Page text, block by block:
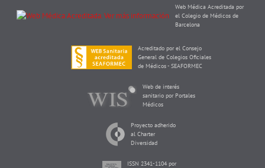
Web Médica Acreditada por
el Colegio de Médicos de
Barcelona
Acreditado por el Consejo
General de Colegios Oficiales
de Médicos - SEAFORMEC
Web de interés
sanitario por Portales
Médicos
Proyecto adherido
al Charter
Diversidad
ISSN 2341-1104 por